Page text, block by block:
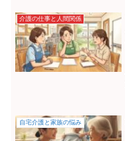
介護の仕事と人間関係
自宅介護と家族の悩み